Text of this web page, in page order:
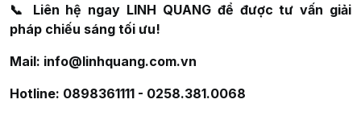
📞
Liên hệ ngay LINH QUANG để được tư vấn giải
pháp chiếu sáng tối ưu!
Mail: info@linhquang.com.vn
Hotline: 0898361111 - 0258.381.0068